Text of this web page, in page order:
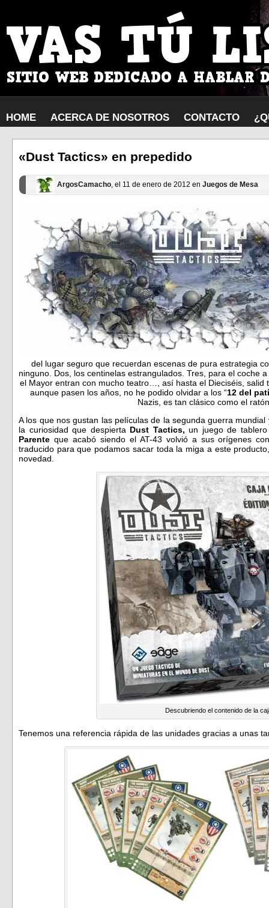
HOME ACERCA DE NOSOTROS CONTACTO
«Dust Tactics» en prepedido
ArgosCamacho, el 11 de enero de 2012 en Juegos de Mesa
del lugar seguro que recuerdan escenas de pura estrategia
ninguno. Dos, los centinelas estrangulados. Tres, para el coche
el Mayor entran con mucho teatro…, así hasta el Dieciséis, salid
aunque pasen los años, no he podido olvidar a los “12 del
Nazis, es tan clásico como el
A los que nos gustan las películas de la segunda guerra
la curiosidad que despierta Dust Tactics, un juego de
Parente que acabó siendo el AT-43 volvió a sus orígenes
traducido para que podamos sacar toda la miga a este
novedad.
Descubriendo el contenido de la
Tenemos una referencia rápida de las unidades gracias a unas